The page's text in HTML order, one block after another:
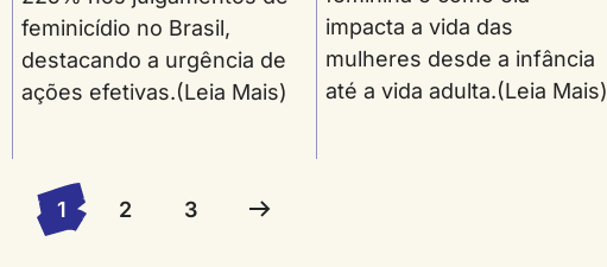
feminicídio no Brasil,
destacando a urgência de
ações efetivas.(Leia Mais)
impacta a vida das
mulheres desde a infância
até a vida adulta.(Leia Mais)
1 2 3